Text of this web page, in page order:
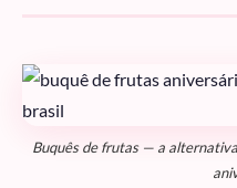
Buquês de frutas — a